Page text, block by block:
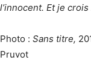
l’innocent. Et je
Photo : Sans titre,
Pruvot